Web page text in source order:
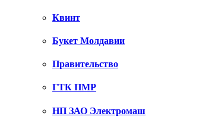
Квинт
Букет Молдавии
Правительство
ГТК ПМР
НП ЗАО Электромаш